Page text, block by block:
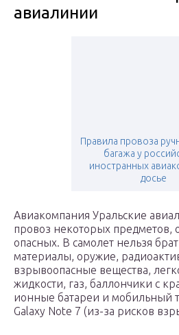
авиалинии
Правила провоза
багажа у
иностранных
досье
Авиакомпания Уральские
провоз некоторых предметов,
опасных. В самолет нельзя
материалы, оружие,
взрывоопасные вещества,
жидкости, газ, баллончики с
ионные батареи и мобильный
Galaxy Note 7 (из-за рисков